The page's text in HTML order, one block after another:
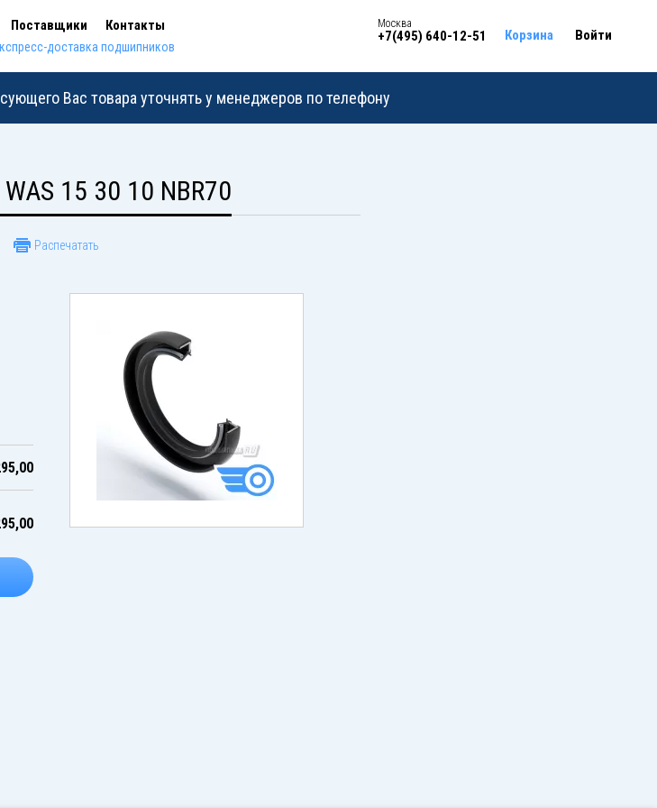
Поставщики Контакты
доставка подшипников
Москва
+7(495) 640-12-51 Корзина Войти
Вас товара уточнять у менеджеров по телефону
15 30 10 NBR70
Распечатать